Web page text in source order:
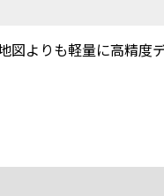
図よりも軽量に高精度